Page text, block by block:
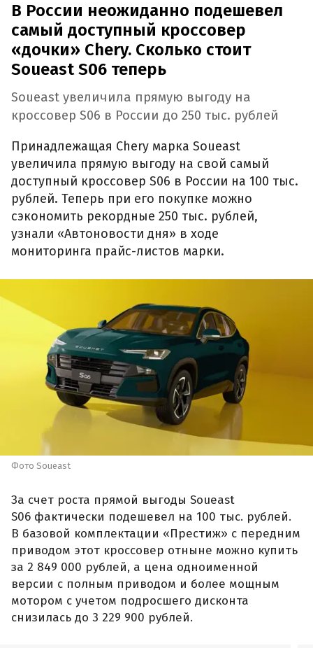
В России неожиданно подешевел
самый доступный кроссовер
«дочки» Chery. Сколько стоит
Soueast S06 теперь
Soueast увеличила прямую выгоду на
кроссовер S06 в России до 250 тыс. рублей
Принадлежащая Chery марка Soueast
увеличила прямую выгоду на свой самый
доступный кроссовер S06 в России на 100 тыс.
рублей. Теперь при его покупке можно
сэкономить рекордные 250 тыс. рублей,
узнали «Автоновости дня» в ходе
мониторинга прайс-листов марки.
Фото Soueast
За счет роста прямой выгоды Soueast
S06 фактически подешевел на 100 тыс. рублей.
В базовой комплектации «Престиж» с передним
приводом этот кроссовер отныне можно купить
за 2 849 000 рублей, а цена одноименной
версии с полным приводом и более мощным
мотором с учетом подросшего дисконта
снизилась до 3 229 900 рублей.